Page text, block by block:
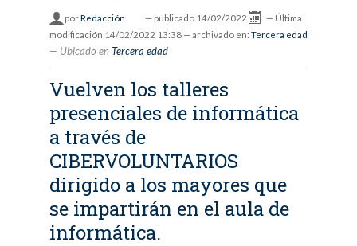
porRedacción — publicado 14/02/2022 — Última
modificación 14/02/2022 13:38 — archivado en: Tercera edad
Ubicado en Tercera edad
Vuelven los talleres
presenciales de informática
a través de
CIBERVOLUNTARIOS
dirigido a los mayores que
se impartirán en el aula de
informática.